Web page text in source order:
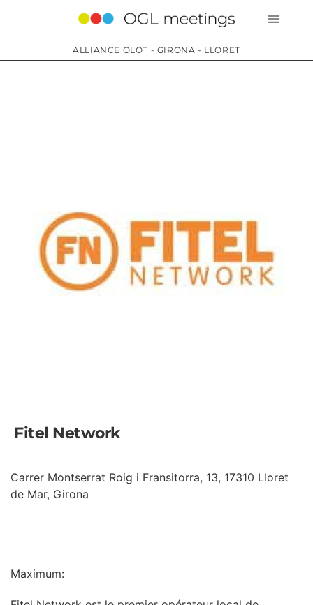
ALLIANCE OLOT - GIRONA - LLORET
Fitel Network
Carrer Montserrat Roig i Fransitorra, 13, 17310 Lloret
de Mar, Girona
Maximum: